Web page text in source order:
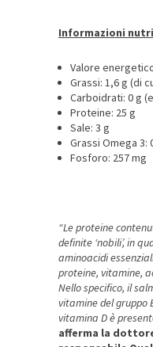
Informazioni
Valore
Grassi: 1,6 g (di
Carboidrati: 0 g
Proteine: 25 g
Sale: 3 g
Grassi Omega 3:
Fosforo: 257 mg
“Le proteine
definite ‘nobili’, in
aminoacidi
proteine, vitamine,
Nello specifico, il
vitamine del gruppo
vitamina D è
afferma la